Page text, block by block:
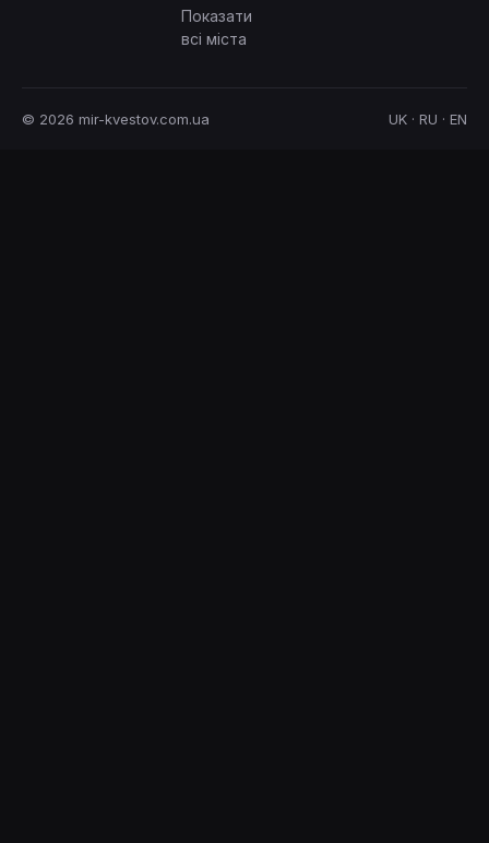
Показати
всі міста
© 2026 mir-kvestov.com.ua UK · RU · EN